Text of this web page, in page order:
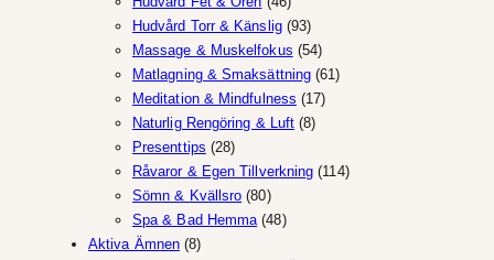
produkter
Hudvård Torr & Känslig 9393
produkter
Massage & Muskelfokus 5454
produkter
Matlagning & Smaksättning 6161
Meditation & Mindfulness 1717
Naturlig Rengöring & Luft 88
Presenttips 2828
produkter
Råvaror & Egen Tillverkning 114114
Sömn & Kvällsro 8080
produkter
Spa & Bad Hemma 4848
Aktiva Ämnen 88